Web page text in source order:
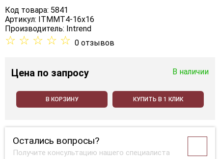
Код товара: 5841
Артикул: ITMMT4-16x16
Производитель: Intrend
☆ ☆ ☆ ☆ ☆ 0 отзывов
Цена по запросу В наличии
В КОРЗИНУ КУПИТЬ В 1 КЛИК
Остались вопросы?
Получите консультацию нашего специалиста